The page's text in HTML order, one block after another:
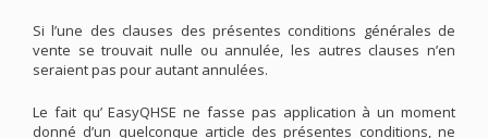
Si l’une des clauses des présentes conditions générales de
vente se trouvait nulle ou annulée, les autres clauses n’en
seraient pas pour autant annulées.
Le fait qu’ EasyQHSE ne fasse pas application à un moment
donné d’un quelconque article des présentes conditions, ne